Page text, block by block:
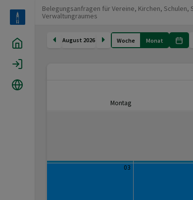
Home
Belegungsanfragen für Vereine, Kirchen,
Verwaltungraumes
August 2026 Woche Monat
Montag
03